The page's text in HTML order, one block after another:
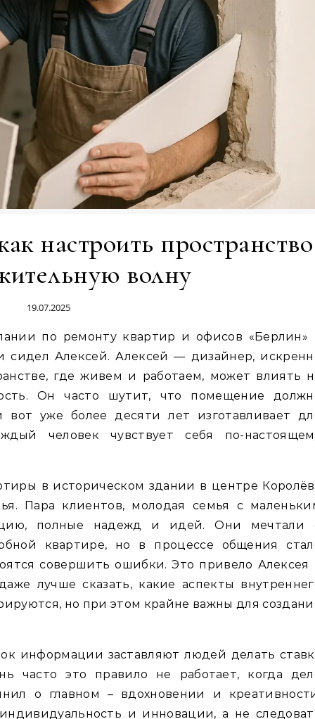
настроить пространство
волну
19.07.2025
сидел Алексей. Алексей — дизайнер,
где живем и работаем, может влиять
Он часто шутит, что помещение
вот уже более десяти лет изготавливает
человек чувствует себя по-
в историческом здании в центре
Пара клиентов, молодая семья с
полные надежд и идей. Они мечтали
квартире, но в процессе общения
совершить ошибки. Это привело Алексея
лучше сказать, какие аспекты
но при этом крайне важны для
информации заставляют людей делать
часто это правило не работает, когда
о главном – вдохновении и
и инновации, а не